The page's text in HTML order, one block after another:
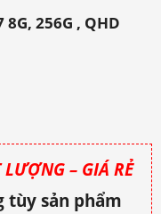
256G , QHD
LƯỢNG – GIÁ RẺ
tùy sản phẩm